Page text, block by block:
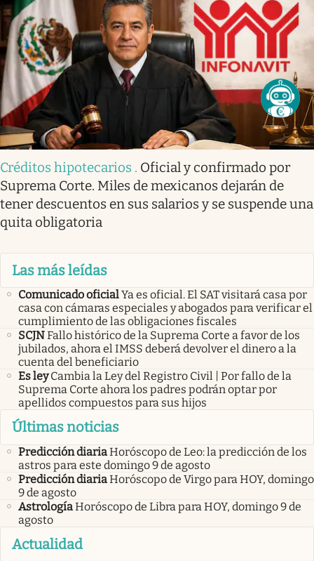
Créditos hipotecarios . Oficial y confirmado por
Suprema Corte. Miles de mexicanos dejarán de
tener descuentos en sus salarios y se suspende una
quita obligatoria
Las más leídas
Comunicado oficialYa es oficial. El SAT visitará casa por
casa con cámaras especiales y abogados para verificar el
cumplimiento de las obligaciones fiscales
SCJNFallo histórico de la Suprema Corte a favor de los
jubilados, ahora el IMSS deberá devolver el dinero a la
cuenta del beneficiario
Es ley Cambia la Ley del Registro Civil | Por fallo de la
Suprema Corte ahora los padres podrán optar por
apellidos compuestos para sus hijos
Últimas noticias
Predicción diariaHoróscopo de Leo: la predicción de los
astros para este domingo 9 de agosto
Predicción diariaHoróscopo de Virgo para HOY, domingo
9 de agosto
AstrologíaHoróscopo de Libra para HOY, domingo 9 de
agosto
Actualidad